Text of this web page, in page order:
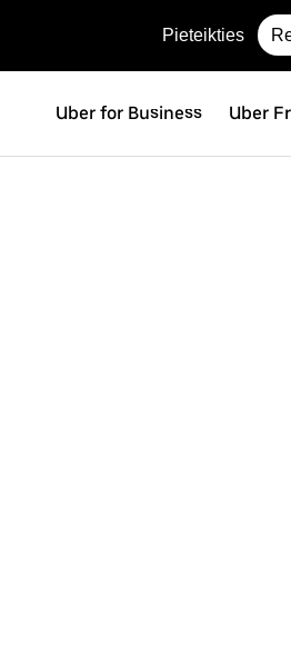
Pieteikties
Uber for Business Uber